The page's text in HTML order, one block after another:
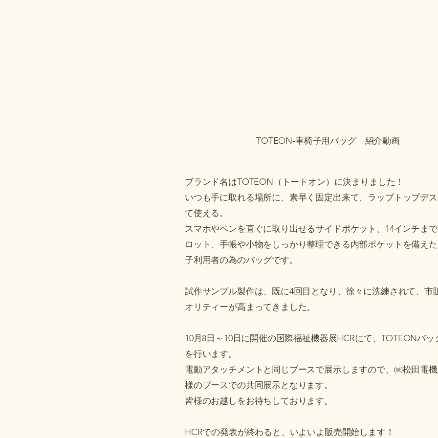
​TOTEON-車椅子用バッグ 紹介動画
ブランド名はTOTEON（トートオン）に決まりました！
いつも手に取れる場所に、素早く固定出来て、ラップトップデ
て使える。
スマホやペンを直ぐに取り出せるサイドポケット、14インチま
ロット、手帳や小物をしっかり整理できる内部ポケットを備え
子利用者の為のバッグです。
試作サンプル製作は、既に4回目となり、徐々に洗練されて、市
オリティーが高まってきました。
10月8日～10日に開催の国際福祉機器展HCRにて、TOTEONバッ
を行います。
電動アタッチメントと同じブースで展示しますので、㈱松田電
様のブースでの共同展示となります。
​皆様のお越しをお待ちしております。
​HCRでの発表が終わると、いよいよ販売開始します！